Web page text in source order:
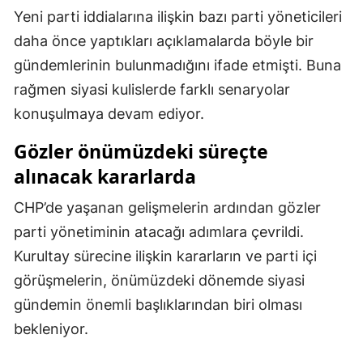
Sinop
Sivas
Tekirdağ
Tokat
Trabzon
Tunceli
Şanlıurfa
Uşak
Van
Yeni parti iddialarına ilişkin bazı parti yöneticileri
daha önce yaptıkları açıklamalarda böyle bir
gündemlerinin bulunmadığını ifade etmişti. Buna
rağmen siyasi kulislerde farklı senaryolar
konuşulmaya devam ediyor.
Gözler önümüzdeki süreçte
alınacak kararlarda
CHP’de yaşanan gelişmelerin ardından gözler
parti yönetiminin atacağı adımlara çevrildi.
Kurultay sürecine ilişkin kararların ve parti içi
görüşmelerin, önümüzdeki dönemde siyasi
gündemin önemli başlıklarından biri olması
bekleniyor.